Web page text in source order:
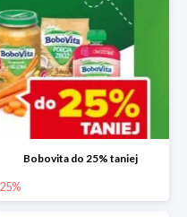
Bobovita do 25% taniej
25%